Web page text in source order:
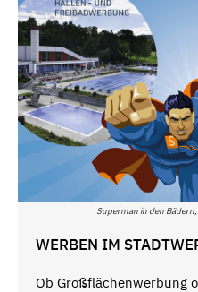
Superman in den
WERBEN IM
Ob Großflächenwerbung